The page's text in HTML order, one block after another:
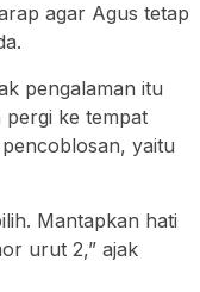
agar Agus tetap
pengalaman itu
pergi ke tempat
yaitu
Mantapkan hati
urut 2,” ajak